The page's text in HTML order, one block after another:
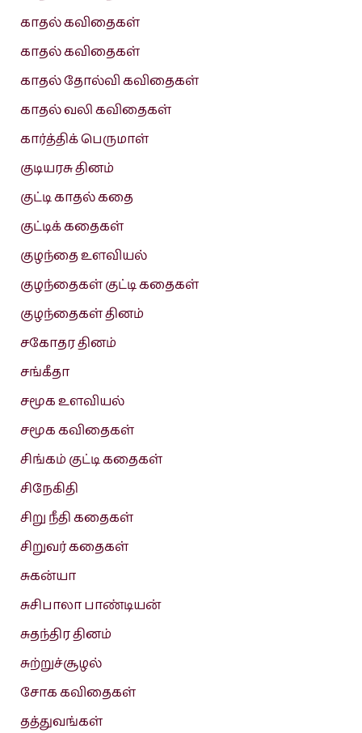
காதல் கவிதைகள்
காதல் கவிதைகள்
காதல் தோல்வி கவிதைகள்
காதல் வலி கவிதைகள்
கார்த்திக் பெருமாள்
குடியரசு தினம்
குட்டி காதல் கதை
குட்டிக் கதைகள்
குழந்தை உளவியல்
குழந்தைகள் குட்டி கதைகள்
குழந்தைகள் தினம்
சகோதர தினம்
சங்கீதா
சமூக உளவியல்
சமூக கவிதைகள்
சிங்கம் குட்டி கதைகள்
சிநேகிதி
சிறு நீதி கதைகள்
சிறுவர் கதைகள்
சுகன்யா
சுசிபாலா பாண்டியன்
சுதந்திர தினம்
சுற்றுச்சூழல்
சோக கவிதைகள்
தத்துவங்கள்